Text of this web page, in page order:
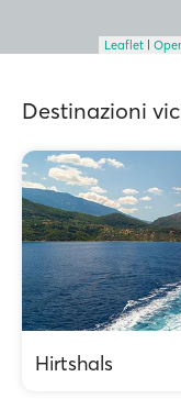
Leaflet
Destinazioni
Hirtshals